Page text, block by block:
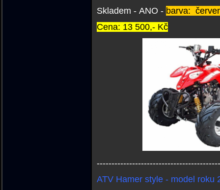
Skladem - ANO - barva:
Cena: 13 500,- Kč
ATV Hamer style - model roku